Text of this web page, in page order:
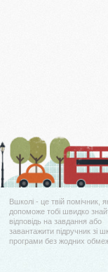
Вшколі - це твій помічник,
допоможе тобі швидко
відповідь на завдання або
завантажити підручник зі
програми без жодних